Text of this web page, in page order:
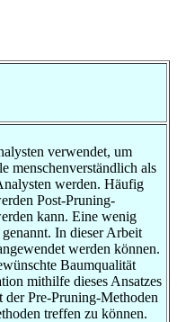
verwendet, um
menschenverständlich als
werden. Häufig
Post-Pruning-
kann. Eine wenig
In dieser Arbeit
werden können.
Baumqualität
mithilfe dieses Ansatzes
Pre-Pruning-Methoden
treffen zu können.